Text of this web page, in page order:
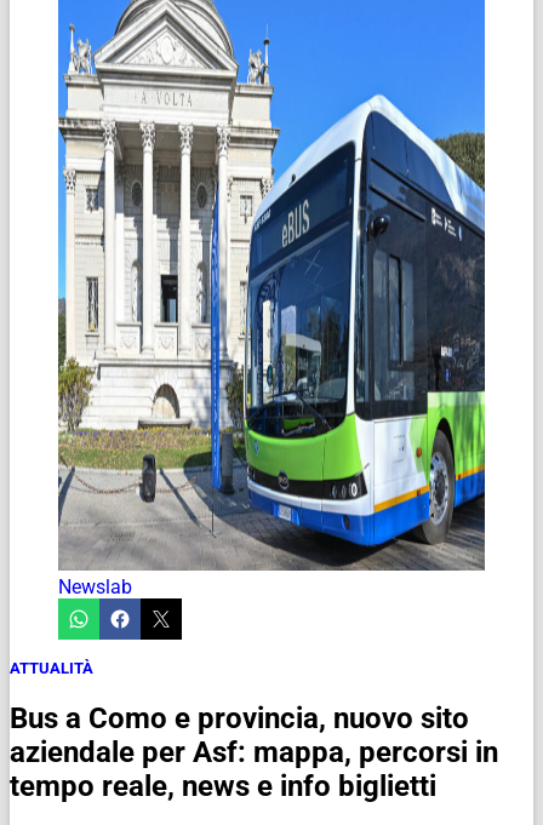
Newslab
ATTUALITÀ
Bus a Como e provincia, nuovo sito
aziendale per Asf: mappa, percorsi in
tempo reale, news e info biglietti